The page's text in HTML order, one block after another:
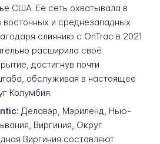
США. Её сеть охватывала в
и среднезападных
слиянию с OnTrac в 2021
расширила своё
достигнув почти
обслуживая в настоящее
Колумбия.
Делавэр, Мэриленд, Нью-
Виргиния, Округ
Виргиния составляют